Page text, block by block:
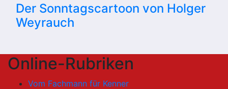
Der Sonntagscartoon von Holger
Weyrauch
Online-Rubriken
Vom Fachmann für Kenner